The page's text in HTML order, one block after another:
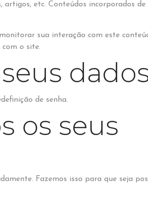
artigos, etc. Conteúdos incorporados de
sua interação com este
o site.
de senha.
os seus
Fazemos isso para que seja